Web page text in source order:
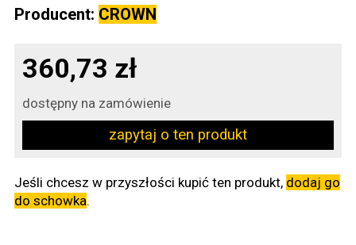
Producent: CROWN
360,73 zł
dostępny na zamówienie
zapytaj o ten produkt
Jeśli chcesz w przyszłości kupić ten produkt, dodaj go
do schowka.